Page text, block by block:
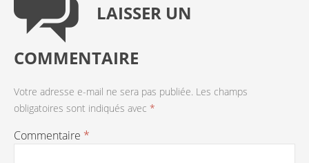
LAISSER UN
COMMENTAIRE
Votre adresse e-mail ne sera pas publiée. Les champs
obligatoires sont indiqués avec *
Commentaire *